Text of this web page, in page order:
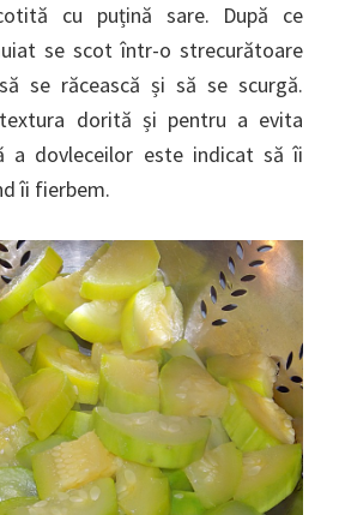
cu puțină sare. După ce
se scot într-o strecurătoare
se răcească și să se scurgă.
dorită și pentru a evita
a dovleceilor este indicat să îi
îi fierbem.